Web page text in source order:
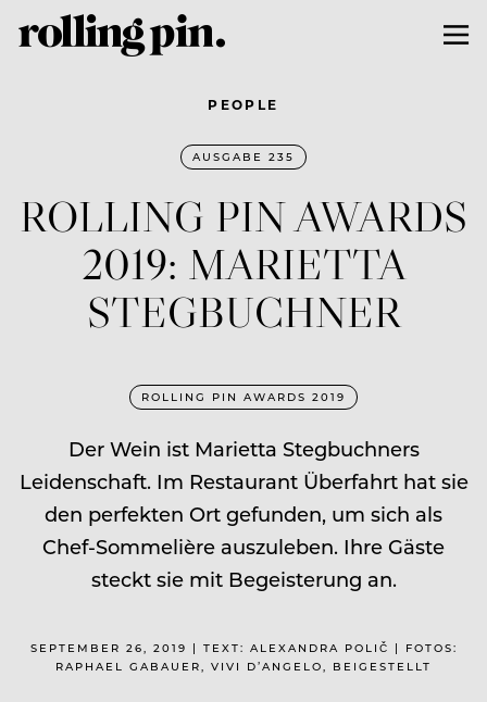
PEOPLE
AUSGABE 235
ROLLING PIN AWARDS
2019: MARIETTA
STEGBUCHNER
ROLLING PIN AWARDS 2019
Der Wein ist Marietta Stegbuchners
Leidenschaft. Im Restaurant Überfahrt hat sie
den perfekten Ort gefunden, um sich als
Chef-Sommelière auszuleben. Ihre Gäste
steckt sie mit Begeisterung an.
SEPTEMBER 26, 2019 | TEXT: ALEXANDRA POLIČ | FOTOS:
RAPHAEL GABAUER, VIVI D’ANGELO, BEIGESTELLT